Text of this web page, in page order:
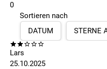
0
Sortieren nach
DATUM
STERNE
Lars
25.10.2025